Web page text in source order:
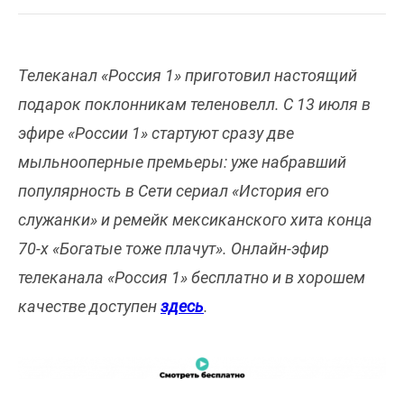
Телеканал «Россия 1» приготовил настоящий
подарок поклонникам теленовелл. С 13 июля в
эфире «России 1» стартуют сразу две
мыльнооперные премьеры: уже набравший
популярность в Сети сериал «История его
служанки» и ремейк мексиканского хита конца
70-х «Богатые тоже плачут». Онлайн-эфир
телеканала «Россия 1» бесплатно и в хорошем
качестве доступенздесь.